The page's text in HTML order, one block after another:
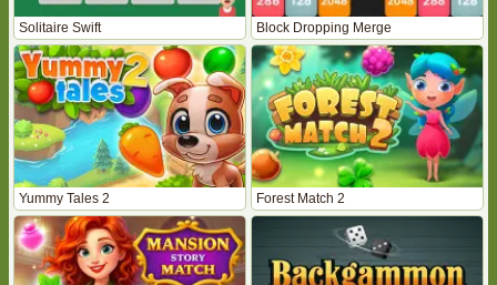
Solitaire Swift Block Dropping Merge
Yummy Tales 2 Forest Match 2